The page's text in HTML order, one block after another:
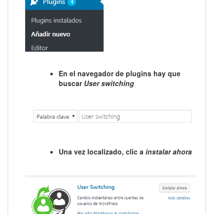
En el navegador de plugins hay que
buscar User switching
Una vez localizado, clic a instalar ahora